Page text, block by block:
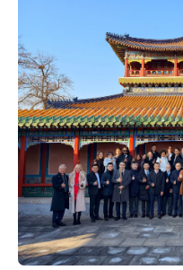
X300 Pro
S30 Pro mini
Y6
iQOO Z11
vivo 头戴降噪耳机